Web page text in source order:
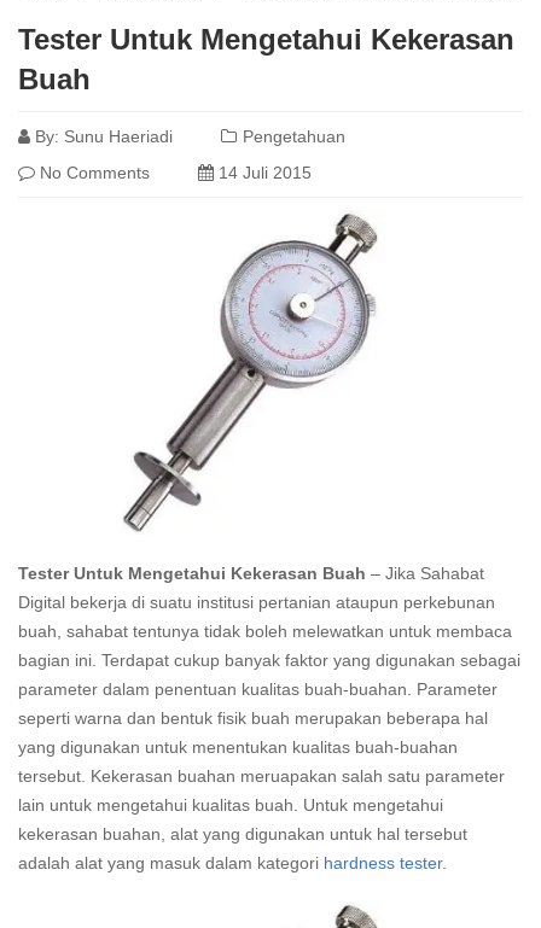
Tester Untuk Mengetahui Kekerasan
Buah
By: Sunu Haeriadi
Pengetahuan
No Comments
14 Juli 2015
Tester Untuk Mengetahui Kekerasan Buah – Jika Sahabat
Digital bekerja di suatu institusi pertanian ataupun perkebunan
buah, sahabat tentunya tidak boleh melewatkan untuk membaca
bagian ini. Terdapat cukup banyak faktor yang digunakan sebagai
parameter dalam penentuan kualitas buah-buahan. Parameter
seperti warna dan bentuk fisik buah merupakan beberapa hal
yang digunakan untuk menentukan kualitas buah-buahan
tersebut. Kekerasan buahan meruapakan salah satu parameter
lain untuk mengetahui kualitas buah. Untuk mengetahui
kekerasan buahan, alat yang digunakan untuk hal tersebut
adalah alat yang masuk dalam kategori hardness tester.